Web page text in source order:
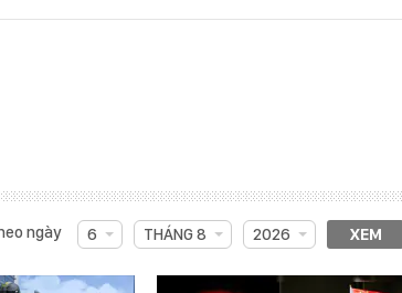
ngày 6 THÁNG 8 2026 XEM